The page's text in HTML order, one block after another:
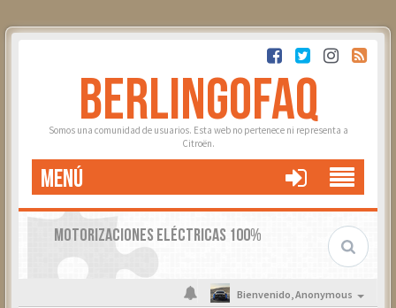
BERLINGOFAQ
Somos una comunidad de usuarios. Esta web no pertenece ni representa a
Citroën.
MENÚ
MOTORIZACIONES ELÉCTRICAS 100%
Bienvenido,Anonymous